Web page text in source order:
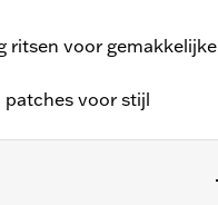
ritsen voor gemakkelijke
patches voor stijl